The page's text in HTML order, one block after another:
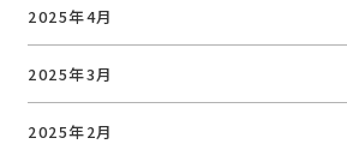
2025年4月
2025年3月
2025年2月